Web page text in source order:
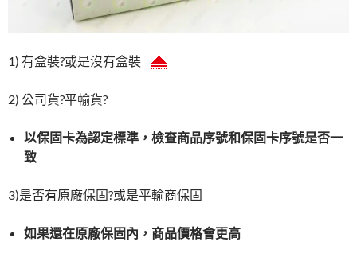
1) 有盒裝?或是沒有盒裝
2) 公司貨?平輸貨?
以保固卡為認定標準，檢查商品序號和保固卡序號是否一
致
3)是否有原廠保固?或是平輸商保固
如果還在原廠保固內，商品價格會更高